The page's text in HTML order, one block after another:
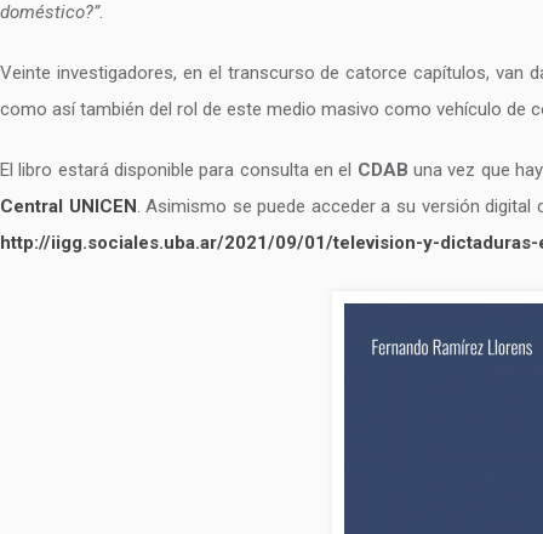
doméstico?”.
Veinte investigadores, en el transcurso de catorce capítulos, van
como así también del rol de este medio masivo como vehículo de
El libro estará disponible para consulta en el CDAB una vez que
Central UNICEN. Asimismo se puede acceder a su versión
http://iigg.sociales.uba.ar/2021/09/01/television-y-